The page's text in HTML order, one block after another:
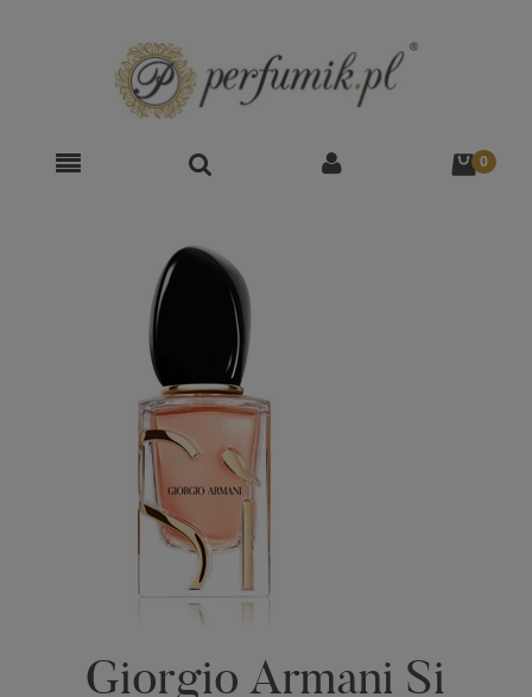
Giorgio Armani Si